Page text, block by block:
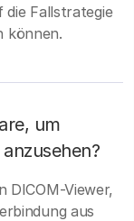
Fallstrategie
können.
um
DICOM-Viewer,
aus